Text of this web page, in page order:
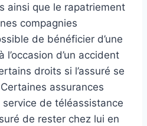
ainsi que le rapatriement
compagnies
de bénéficier d’une
d’un accident
droits si l’assuré se
assurances
de téléassistance
de rester chez lui en